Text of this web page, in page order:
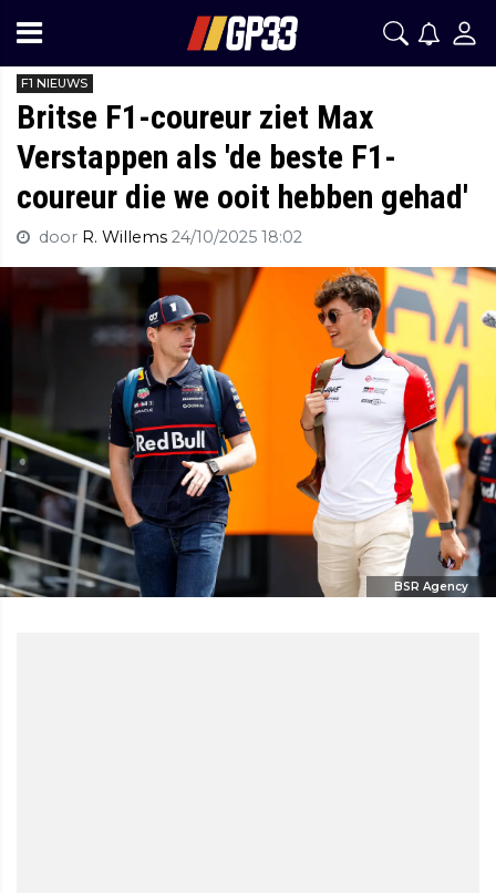
F1 NIEUWS
Britse F1-coureur ziet Max
Verstappen als 'de beste F1-
coureur die we ooit hebben gehad'
door R. Willems 24/10/2025 18:02
BSR Agency